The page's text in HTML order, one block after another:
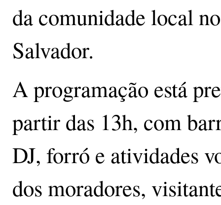
da comunidade local
Salvador.
A programação está
partir das 13h, com
DJ, forró e atividades
dos moradores,